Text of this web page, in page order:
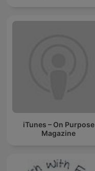
iTunes – On Purpose
Magazine